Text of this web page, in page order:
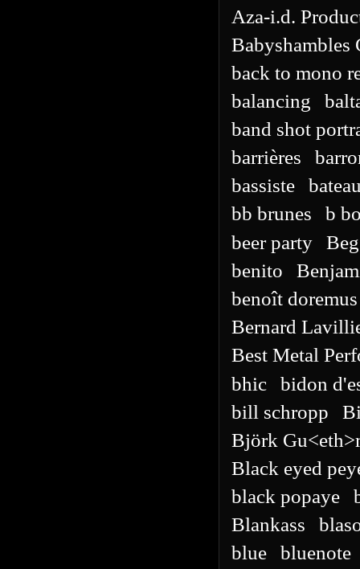
Aza-i.d.
Babyshambles
back to mono
balancing
band shot
barrières
bassiste
bb brunes
b
beer party
benito
benoît doremus
Bernard
Best Metal
bhic
bidon
bill schropp
Björk
Black eyed
black popaye
Blankass
blue
bluenote